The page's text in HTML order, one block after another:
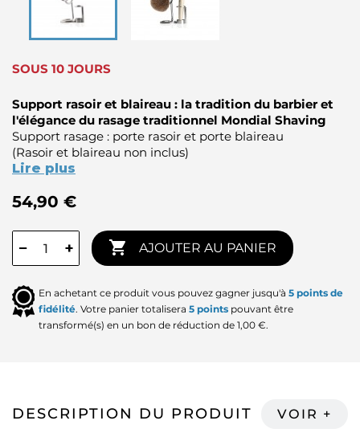
SOUS 10 JOURS
Support rasoir et blaireau : la tradition du barbier et
l'élégance du rasage traditionnel Mondial Shaving
Support rasage : porte rasoir et porte blaireau
(Rasoir et blaireau non inclus)
Lire plus
54,90 €
− +  AJOUTER AU PANIER
En achetant ce produit vous pouvez gagner jusqu'à 5 points de
fidélité. Votre panier totalisera 5 points pouvant être
transformé(s) en un bon de réduction de 1,00 €.
DESCRIPTION DU PRODUIT